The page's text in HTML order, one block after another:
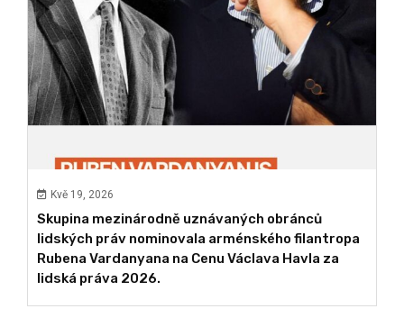
Kvě 19, 2026
Skupina mezinárodně uznávaných obránců
lidských práv nominovala arménského filantropa
Rubena Vardanyana na Cenu Václava Havla za
lidská práva 2026.